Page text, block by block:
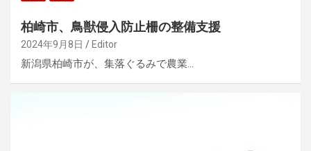
柏崎市、鳥獣侵入防止柵の整備支援
2024年9月8日 Editor
新潟県柏崎市が、集落ぐるみで農業…